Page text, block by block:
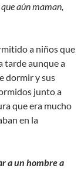
aún maman,
a niños que
tarde aunque a
dormir y sus
junto a
que era mucho
en la
a un hombre a